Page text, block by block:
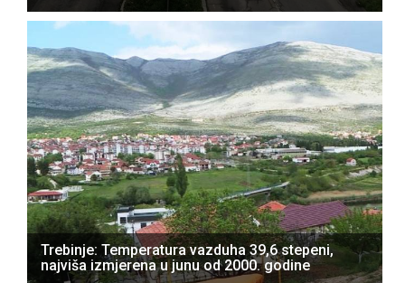
Trebinje: Temperatura vazduha 39,6 stepeni,
najviša izmjerena u junu od 2000. godine